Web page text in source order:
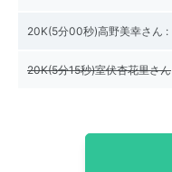
20K(5分00秒)高野美幸さん :
20K(5分15秒)室伏杏花里さん